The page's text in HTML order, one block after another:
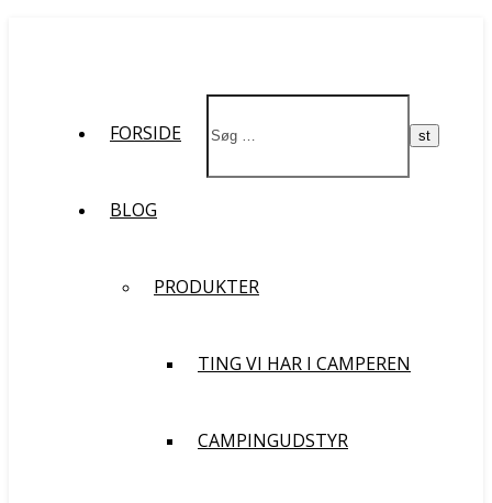
FORSIDE
BLOG
PRODUKTER
TING VI HAR I CAMPEREN
CAMPINGUDSTYR